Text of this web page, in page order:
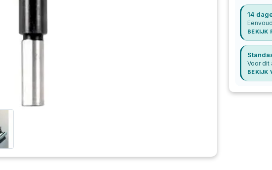
14
BEKIJK
Voor dit
BEKIJK